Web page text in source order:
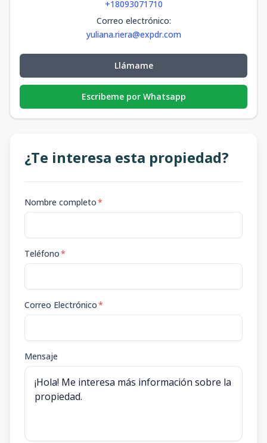
+18093071710
Correo electrónico:
yuliana.riera@expdr.com
Llámame
Escribeme por Whatsapp
¿Te interesa esta propiedad?
Nombre completo*
Teléfono*
Correo Electrónico*
Mensaje